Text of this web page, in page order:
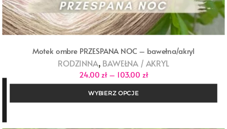
Motek ombre PRZESPANA NOC – bawełna/akryl
RODZINNA, BAWEŁNA / AKRYL
24,00 zł – 103,00 złZakres
cen:
do
WYBIERZ OPCJE